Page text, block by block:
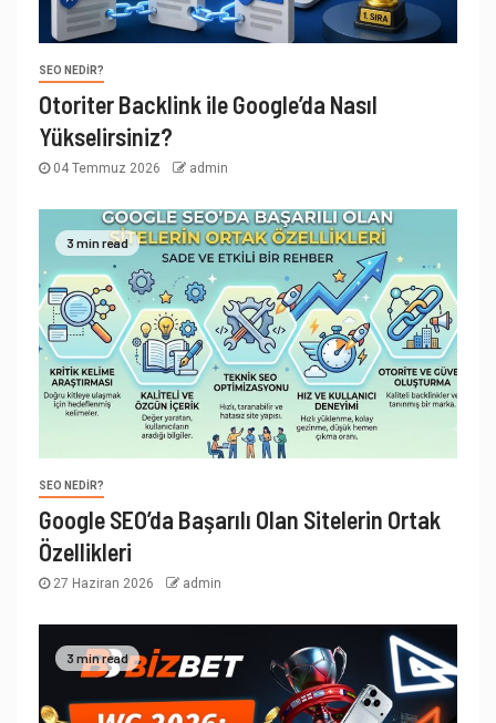
SEO NEDIR?
Otoriter Backlink ile Google’da Nasıl
Yükselirsiniz?
04 Temmuz 2026 admin
3 min read
SEO NEDIR?
Google SEO’da Başarılı Olan Sitelerin Ortak
Özellikleri
27 Haziran 2026 admin
3 min read